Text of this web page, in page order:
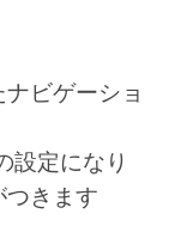
ビゲーショ
設定になり
つきます